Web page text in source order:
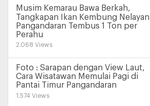
Musim Kemarau Bawa Berkah,
Tangkapan Ikan Kembung Nelayan
Pangandaran Tembus 1 Ton per
Perahu
2.068 Views
Foto : Sarapan dengan View Laut,
Cara Wisatawan Memulai Pagi di
Pantai Timur Pangandaran
1.574 Views